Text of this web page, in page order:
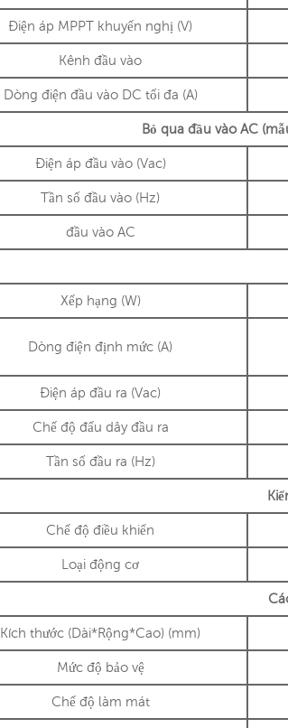
Điện áp MPPT khuyến nghị (V)
Kênh đầu vào
Dòng điện đầu vào DC tối đa (A)
Bỏ qua đầu vào AC
Điện áp đầu vào (Vac)
Tần số đầu vào (Hz)
đầu vào AC
Xếp hạng (W)
Dòng điện định mức (A)
Điện áp đầu ra (Vac)
Chế độ đấu dây đầu ra
Tần số đầu ra (Hz)
Chế độ điều khiển
Loại động cơ
Kích thước (Dài*Rộng*Cao) (mm)
Mức độ bảo vệ
Chế độ làm mát